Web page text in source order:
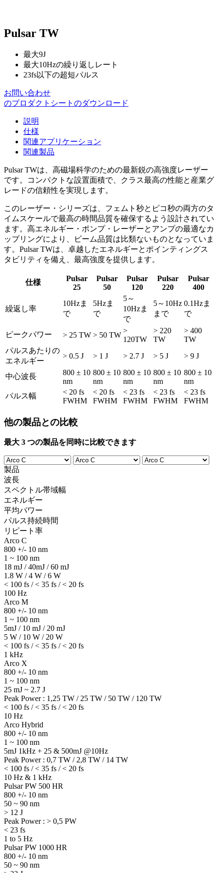
Pulsar TW
最大9J
最大10Hzの繰り返しレート
23fs以下の超短パルス
お問い合わせ
のプロダクトシートのダウンロード
説明
仕様
関連アプリケーション
関連製品
Pulsar TWは、高磁場科学のための最新鋭の高強度レーザー
です。コンパクトな設置面積で、クラス最高の性能と産業グ
レードの信頼性を実現します。
このレーザー・シリーズは、フェムト秒とピコ秒の両方のタ
イムスケールで最高の時間品質を確保するよう設計されてい
ます。高エネルギー・ポンプ・レーザーとアンプの最適なカ
ップリングにより、ビーム品質は比類ないものとなっていま
す。Pulsar TWは、卓越したエネルギーとポインティングス
タビリティを備え、最高強度を提供します。
仕様
Pulsar
25
Pulsar
50
Pulsar
120
Pulsar
220
Pulsar
400
繰返し率
10Hzま
で
5Hzま
で
5～
10Hzま
で
5～10Hz
まで
0.1Hzま
で
ピークパワー > 25 TW > 50 TW
>
120TW
> 220
TW
> 400
TW
パルスあたりの
エネルギー
> 0.5 J > 1 J > 2.7 J > 5 J > 9 J
中心波長
800 ± 10
nm
800 ± 10
nm
800 ± 10
nm
800 ± 10
nm
800 ± 10
nm
パルス幅
< 20 fs
FWHM
< 20 fs
FWHM
< 23 fs
FWHM
< 23 fs
FWHM
< 23 fs
FWHM
他の製品との比較
最大 3 つの製品を同時に比較できます
製品
波長
スペクトル帯域幅
エネルギー
平均パワー
パルス持続時間
リピート率
Arco C
800 +/- 10 nm
1 ~ 100 nm
18 mJ / 40mJ / 60 mJ
1.8 W / 4 W / 6 W
< 100 fs / < 35 fs / < 20 fs
100 Hz
Arco M
800 +/- 10 nm
1 ~ 100 nm
5mJ / 10 mJ / 20 mJ
5 W / 10 W / 20 W
< 100 fs / < 35 fs / < 20 fs
1 kHz
Arco X
800 +/- 10 nm
1 ~ 100 nm
25 mJ ~ 2.7 J
Peak Power : 1,25 TW / 25 TW / 50 TW / 120 TW
< 100 fs / < 35 fs / < 20 fs
10 Hz
Arco Hybrid
800 +/- 10 nm
1 ~ 100 nm
5mJ 1kHz + 25 & 500mJ @10Hz
Peak Power : 0,7 TW / 2,8 TW / 14 TW
< 100 fs / < 35 fs / < 20 fs
10 Hz & 1 kHz
Pulsar PW 500 HR
800 +/- 10 nm
50 ~ 90 nm
> 12 J
Peak Power : > 0,5 PW
< 23 fs
1 to 5 Hz
Pulsar PW 1000 HR
800 +/- 10 nm
50 ~ 90 nm